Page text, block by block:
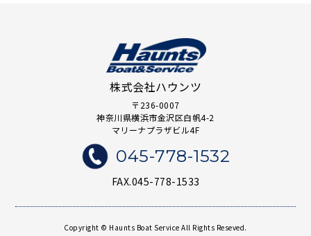
株式会社ハウンツ
〒236-0007
神奈川県横浜市金沢区白帆4-2
マリーナプラザビル4F
045-778-1532
FAX.045-778-1533
Copyright © Haunts Boat Service All Rights Reseved.